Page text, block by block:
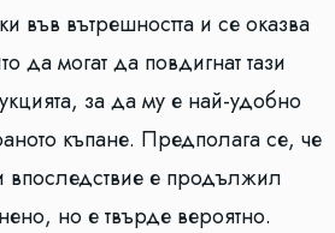
във вътрешността и се оказва
да могат да повдигнат тази
за да му е най-удобно
къпане. Предполага се, че
впоследствие е продължил
но е твърде вероятно.